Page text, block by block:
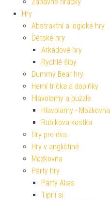
Hry
Abstraktní a logické hry
Dětské hry
Arkádové hry
Rychlé šípy
Dummy Bear hry
Herní trička a doplňky
Hlavolamy a puzzle
Hlavolamy - Mozkovna
Rubikova kostka
Hry pro dva
Hry v angličtině
Mozkovna
Párty hry
Párty Alias
Tipni si